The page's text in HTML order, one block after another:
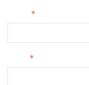
*
*